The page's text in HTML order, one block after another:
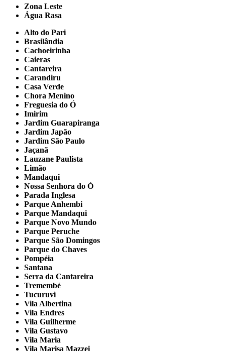
Zona Leste
Água Rasa
Alto do Pari
Brasilândia
Cachoeirinha
Caieras
Cantareira
Carandiru
Casa Verde
Chora Menino
Freguesia do Ó
Imirim
Jardim Guarapiranga
Jardim Japão
Jardim São Paulo
Jaçanã
Lauzane Paulista
Limão
Mandaqui
Nossa Senhora do Ó
Parada Inglesa
Parque Anhembi
Parque Mandaqui
Parque Novo Mundo
Parque Peruche
Parque São Domingos
Parque do Chaves
Pompéia
Santana
Serra da Cantareira
Tremembé
Tucuruvi
Vila Albertina
Vila Endres
Vila Guilherme
Vila Gustavo
Vila Maria
Vila Marisa Mazzei